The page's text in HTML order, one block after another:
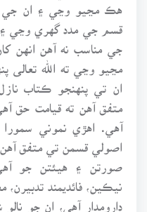
هڪ مڃيو وڃي ۽ ان جي
قسم جي مدد گهري وڃي ۽
جي مناسب نه آهن انهن
مڃيو وڃي ته الله تعالى
ان تي پنهنجو ڪتاب
متفق آهن ته قيامت حق
آهي. اهڙي نموني
اصولي قسمن تي متفق
صورتن ۽ هيئتن جو
نيڪين، فائديمند
دارومدار آهي، ان جو